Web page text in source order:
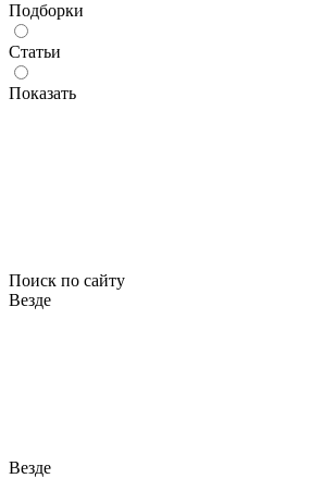
Подборки
Статьи
Показать
Поиск по сайту
Везде
Везде